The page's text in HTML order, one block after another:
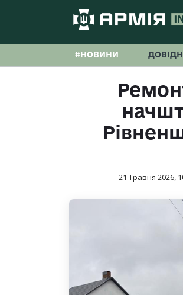
#НОВИНИ
21 Травня 2026,